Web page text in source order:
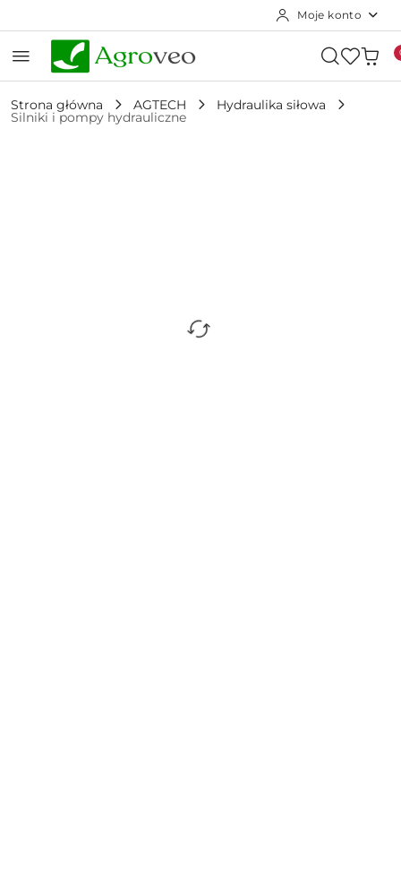
Moje konto
Strona główna AGTECH Hydraulika siłowa
Silniki i pompy hydrauliczne